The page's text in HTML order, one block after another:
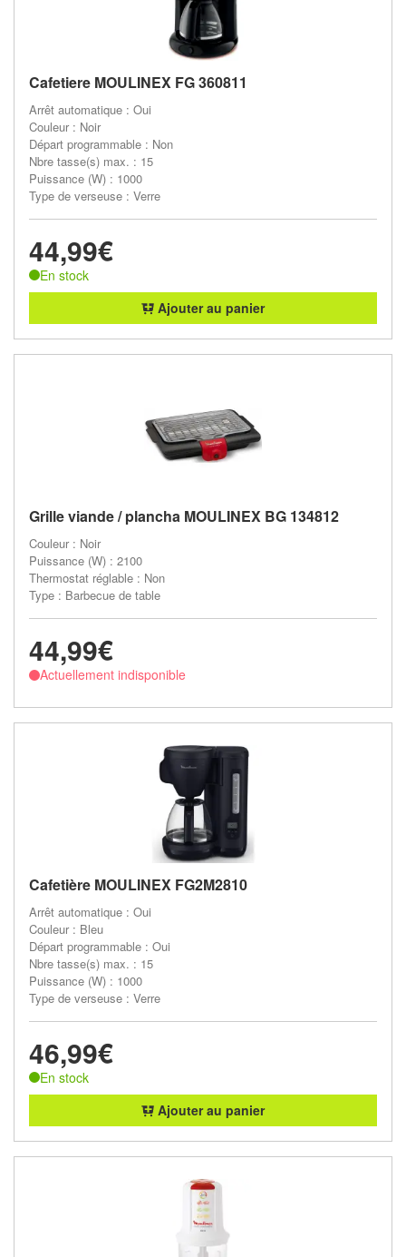
Cafetiere MOULINEX FG 360811
Arrêt automatique : Oui
Couleur : Noir
Départ programmable : Non
Nbre tasse(s) max. : 15
Puissance (W) : 1000
Type de verseuse : Verre
44,99€
En stock
Ajouter au panier
Grille viande / plancha MOULINEX BG 134812
Couleur : Noir
Puissance (W) : 2100
Thermostat réglable : Non
Type : Barbecue de table
44,99€
Actuellement indisponible
Cafetière MOULINEX FG2M2810
Arrêt automatique : Oui
Couleur : Bleu
Départ programmable : Oui
Nbre tasse(s) max. : 15
Puissance (W) : 1000
Type de verseuse : Verre
46,99€
En stock
Ajouter au panier